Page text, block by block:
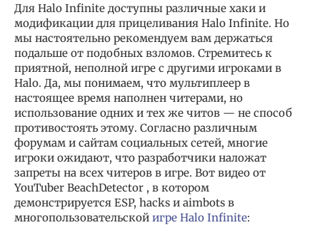
Для Halo Infinite доступны различные хаки и
модификации для прицеливания Halo Infinite. Но
мы настоятельно рекомендуем вам держаться
подальше от подобных взломов. Стремитесь к
приятной, неполной игре с другими игроками в
Halo. Да, мы понимаем, что мультиплеер в
настоящее время наполнен читерами, но
использование одних и тех же читов — не способ
противостоять этому. Согласно различным
форумам и сайтам социальных сетей, многие
игроки ожидают, что разработчики наложат
запреты на всех читеров в игре. Вот видео от
YouTuber BeachDetector , в котором
демонстрируется ESP, hacks и aimbots в
многопользовательской игре Halo Infinite: